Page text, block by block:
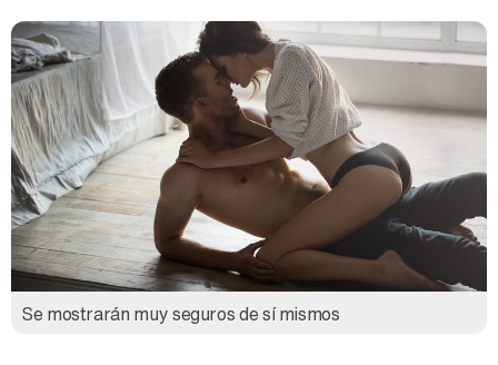
Se mostrarán muy seguros de sí mismos